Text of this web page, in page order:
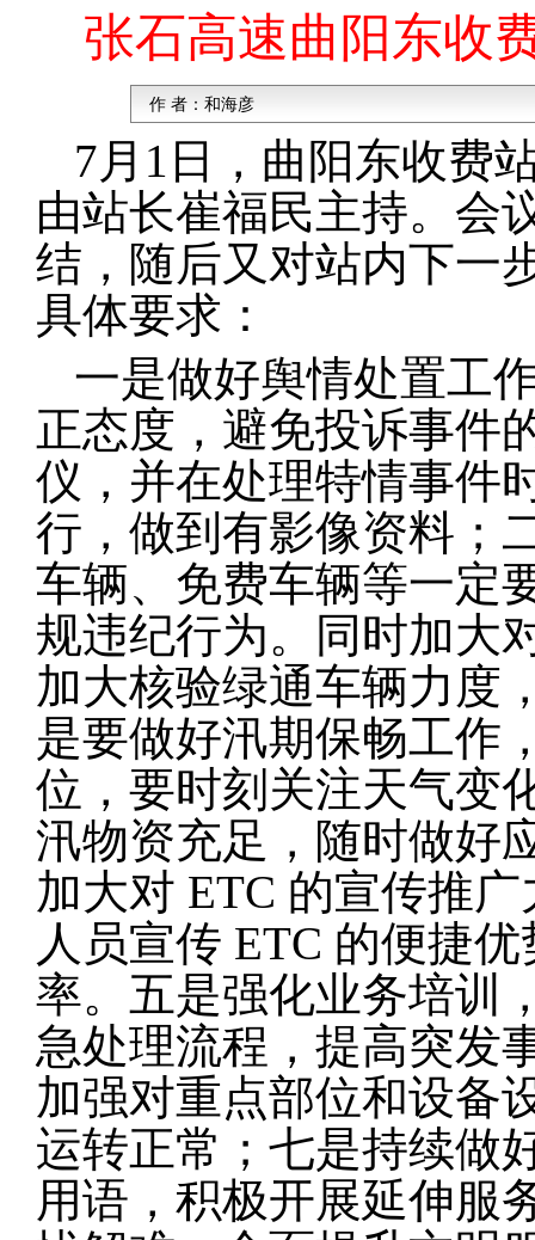
张石高速曲阳东收
作 者： 和海彦
7月1日，曲阳东收费
由站长崔福民主持。会
结，随后又对站内下一
具体要求：
一是做好舆情处置工
正态度，避免投诉事件
仪，并在处理特情事件
行，做到有影像资料；
车辆、免费车辆等一定
规违纪行为。同时加大
加大核验绿通车辆力度
是要做好汛期保畅工作
位，要时刻关注天气变
汛物资充足，随时做好
加大对 ETC 的宣传推
人员宣传 ETC 的便捷
率。五是强化业务培训
急处理流程，提高突发
加强对重点部位和设备
运转正常；七是持续做
用语，积极开展延伸服